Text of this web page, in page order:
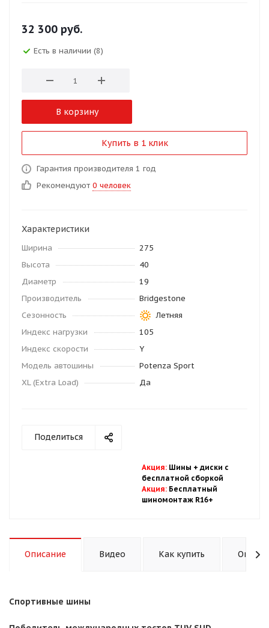
32 300 руб.
Есть в наличии (8)
В корзину
Купить в 1 клик
Гарантия производителя 1 год
Рекомендуют 0 человек
Характеристики
Ширина
275
Высота
40
Диаметр
19
Производитель
Bridgestone
Сезонность
Летняя
Индекс нагрузки
105
Индекс скорости
Y
Модель автошины
Potenza Sport
XL (Extra Load)
Да
Поделиться
Акция: Шины + диски с
бесплатной сборкой
Акция: Бесплатный
шиномонтаж R16+
Описание Видео Как купить Оплата
Спортивные шины